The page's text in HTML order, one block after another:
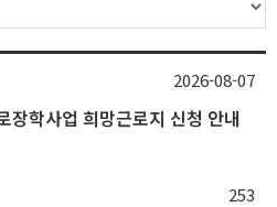
장학사업 희망근로지 신청 안내
253
2026-08-07